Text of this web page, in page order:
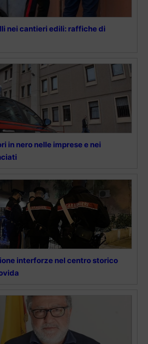
nei cantieri edili: raffiche di
in nero nelle imprese e nei
interforze nel centro storico